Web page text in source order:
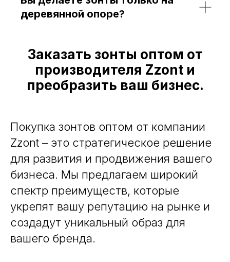
деревянной опоре?
Заказать зонты оптом от
производителя Zzont и
преобразить ваш бизнес.
Покупка зонтов оптом от компании
Zzont – это стратегическое решение
для развития и продвижения вашего
бизнеса. Мы предлагаем широкий
спектр преимуществ, которые
укрепят вашу репутацию на рынке и
создадут уникальный образ для
вашего бренда.